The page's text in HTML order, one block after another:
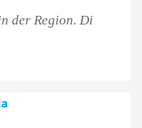
der Region. Di